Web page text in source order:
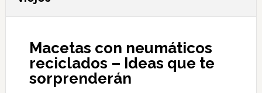
Macetas con neumáticos
reciclados – Ideas que te
sorprenderán